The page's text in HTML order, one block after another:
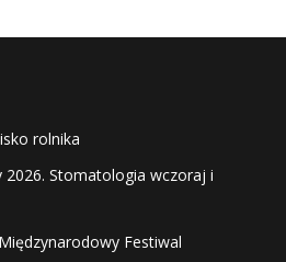
rolnika
2026. Stomatologia wczoraj i
Festiwal